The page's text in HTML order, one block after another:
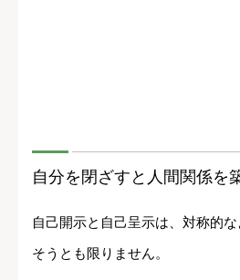
自分を閉ざすと人間関係を
自己開示と自己呈示は、対称的な
そうとも限りません。